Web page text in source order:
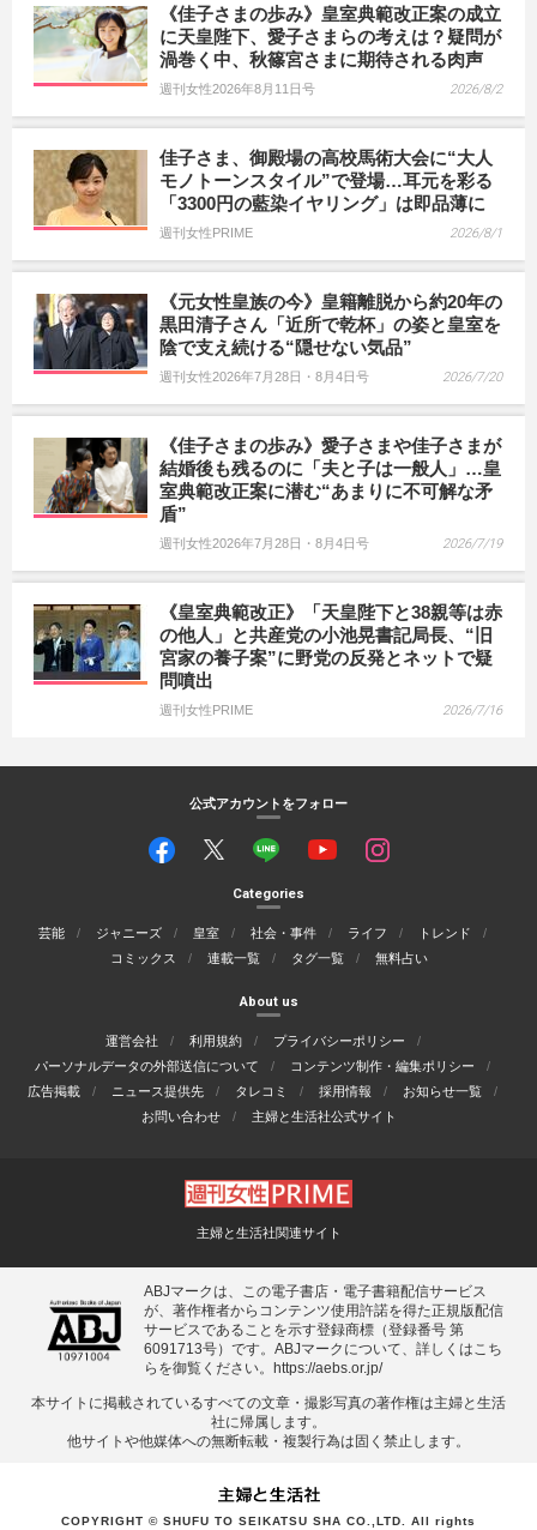
《佳子さまの歩み》皇室典範改正案の成立
に天皇陛下、愛子さまらの考えは？疑問が
渦巻く中、秋篠宮さまに期待される肉声
週刊女性2026年8月11日号 2026/8/2
佳子さま、御殿場の高校馬術大会に“大人
モノトーンスタイル”で登場…耳元を彩る
「3300円の藍染イヤリング」は即品薄に
週刊女性PRIME 2026/8/1
《元女性皇族の今》皇籍離脱から約20年の
黒田清子さん「近所で乾杯」の姿と皇室を
陰で支え続ける“隠せない気品”
週刊女性2026年7月28日・8月4日号 2026/7/20
《佳子さまの歩み》愛子さまや佳子さまが
結婚後も残るのに「夫と子は一般人」…皇
室典範改正案に潜む“あまりに不可解な矛
盾”
週刊女性2026年7月28日・8月4日号 2026/7/19
《皇室典範改正》「天皇陛下と38親等は赤
の他人」と共産党の小池晃書記局長、“旧
宮家の養子案”に野党の反発とネットで疑
問噴出
週刊女性PRIME 2026/7/16
公式アカウントをフォロー
Categories
芸能 ジャニーズ 皇室 社会・事件 ライフ
トレンド
コミックス
連載一覧 タグ一覧 無料占い
About us
運営会社 利用規約
プライバシーポリシー
パーソナルデータの外部送信について
コンテンツ制作・編集ポリシー
広告掲載
ニュース提供先 タレコミ 採用情報
お知らせ一覧
お問い合わせ
主婦と生活社公式サイト
主婦と生活社関連サイト
ABJマークは、この電子書店・電子書籍配信サービス
が、著作権者からコンテンツ使用許諾を得た正規版配信
サービスであることを示す登録商標（登録番号 第
6091713号）です。ABJマークについて、詳しくはこち
らを御覧ください。
https://aebs.or.jp/
本サイトに掲載されているすべての⽂章・撮影写真の著作権は主婦と⽣活
社に帰属します。
他サイトや他媒体への無断転載・複製⾏為は固く禁⽌します。
COPYRIGHT © SHUFU TO SEIKATSU SHA CO.,LTD. All rights